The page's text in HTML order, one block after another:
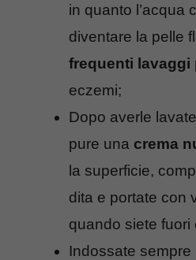
in quanto l’acqua
diventare la pelle
frequenti lavaggi
eczemi;
Dopo averle
pure una crema
la superficie,
dita e portate con
quando siete fuori
Indossate sempre